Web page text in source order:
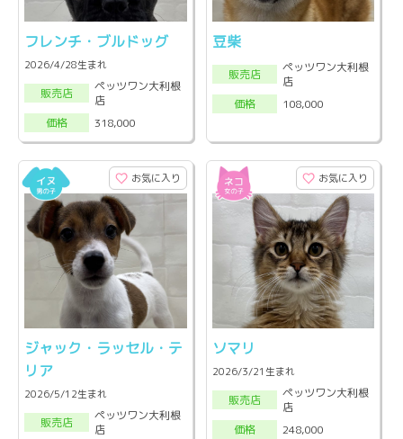
フレンチ・ブルドッグ
2026/4/28生まれ
販売店
ペッツワン大利根
店
価格
318,000
豆柴
販売店
ペッツワン大利根
店
価格
108,000
お気に入り
ジャック・ラッセル・テ
リア
2026/5/12生まれ
販売店
ペッツワン大利根
店
お気に入り
ソマリ
2026/3/21生まれ
販売店
ペッツワン大利根
店
価格
248,000